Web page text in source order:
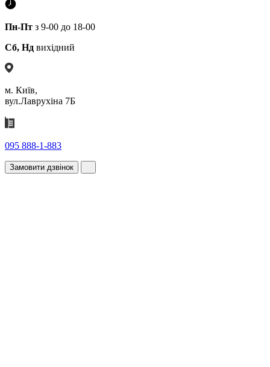
Пн-Пт з 9-00 до 18-00
Сб, Нд вихідний
м. Київ,
вул.Лаврухіна 7Б
095 888-1-883
Замовити дзвінок